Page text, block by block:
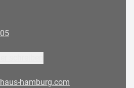
hamburg.com